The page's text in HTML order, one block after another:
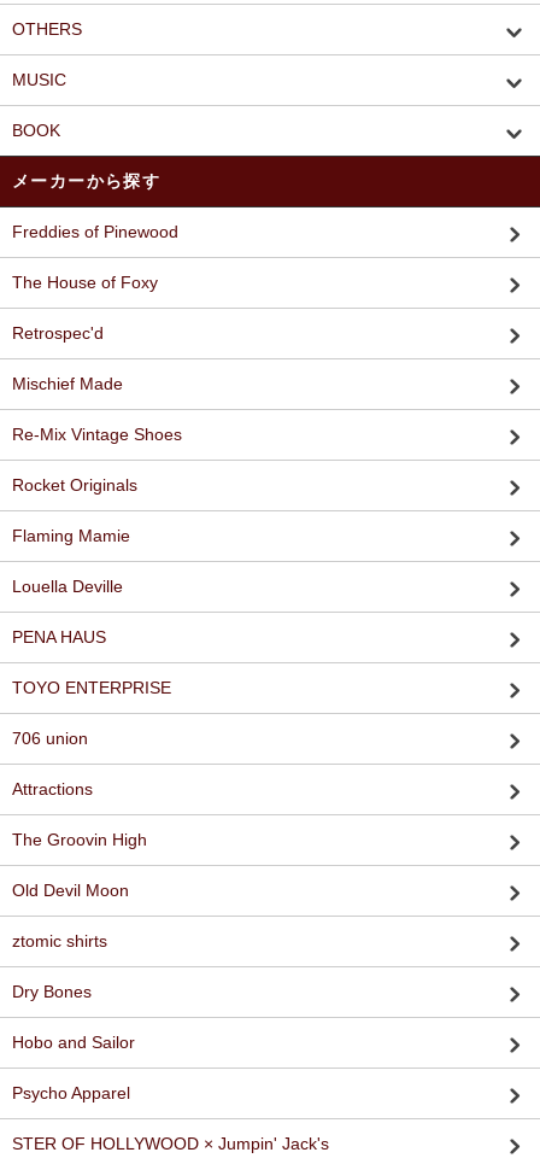
OTHERS
MUSIC
BOOK
メーカーから探す
Freddies of Pinewood
The House of Foxy
Retrospec'd
Mischief Made
Re-Mix Vintage Shoes
Rocket Originals
Flaming Mamie
Louella Deville
PENA HAUS
TOYO ENTERPRISE
706 union
Attractions
The Groovin High
Old Devil Moon
ztomic shirts
Dry Bones
Hobo and Sailor
Psycho Apparel
STER OF HOLLYWOOD × Jumpin' Jack's